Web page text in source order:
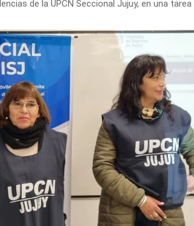
de la UPCN Seccional Jujuy, en una tarea